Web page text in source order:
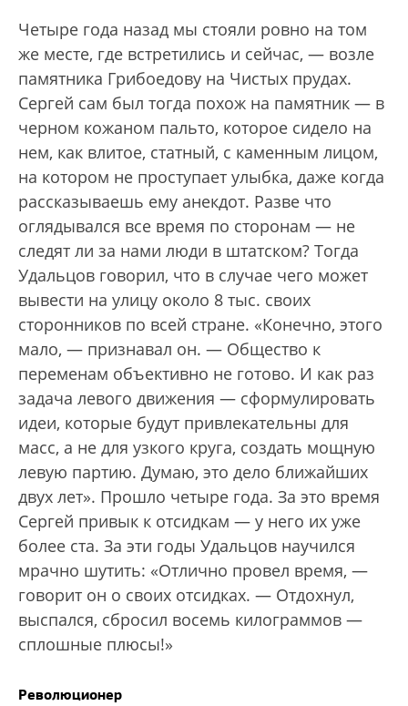
Четыре года назад мы стояли ровно на том
же месте, где встретились и сейчас, — возле
памятника Грибоедову на Чистых прудах.
Сергей сам был тогда похож на памятник — в
черном кожаном пальто, которое сидело на
нем, как влитое, статный, с каменным лицом,
на котором не проступает улыбка, даже когда
рассказываешь ему анекдот. Разве что
оглядывался все время по сторонам — не
следят ли за нами люди в штатском? Тогда
Удальцов говорил, что в случае чего может
вывести на улицу около 8 тыс. своих
сторонников по всей стране. «Конечно, этого
мало, — признавал он. — Общество к
переменам объективно не готово. И как раз
задача левого движения — сформулировать
идеи, которые будут привлекательны для
масс, а не для узкого круга, создать мощную
левую партию. Думаю, это дело ближайших
двух лет». Прошло четыре года. За это время
Сергей привык к отсидкам — у него их уже
более ста. За эти годы Удальцов научился
мрачно шутить: «Отлично провел время, —
говорит он о своих отсидках. — Отдохнул,
выспался, сбросил восемь килограммов —
сплошные плюсы!»
Революционер